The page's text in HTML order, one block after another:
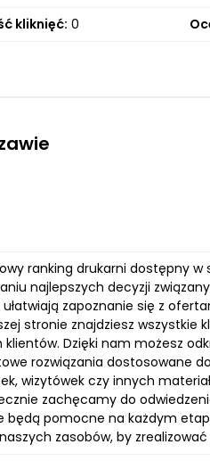
kliknięć: 0
ranking drukarni dostępny
najlepszych decyzji
zapoznanie się z
stronie znajdziesz wszystkie
Dzięki nam możesz
rozwiązania dostosowane
wizytówek czy innych
zachęcamy do
pomocne na każdym
zasobów, by